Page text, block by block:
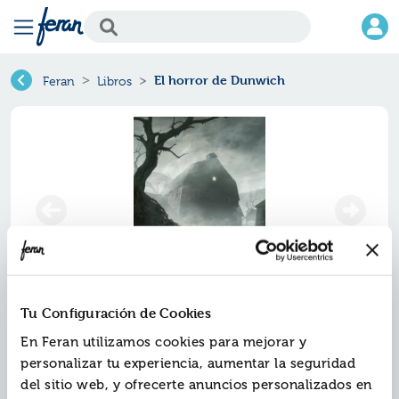
Tu Configuración de Cookies
En Feran utilizamos cookies para mejorar y
personalizar tu experiencia, aumentar la seguridad
del sitio web, y ofrecerte anuncios personalizados en
Feran Libros El horror de Dunwich
Ref.ZMN-5016695
ISBN:9788445016695